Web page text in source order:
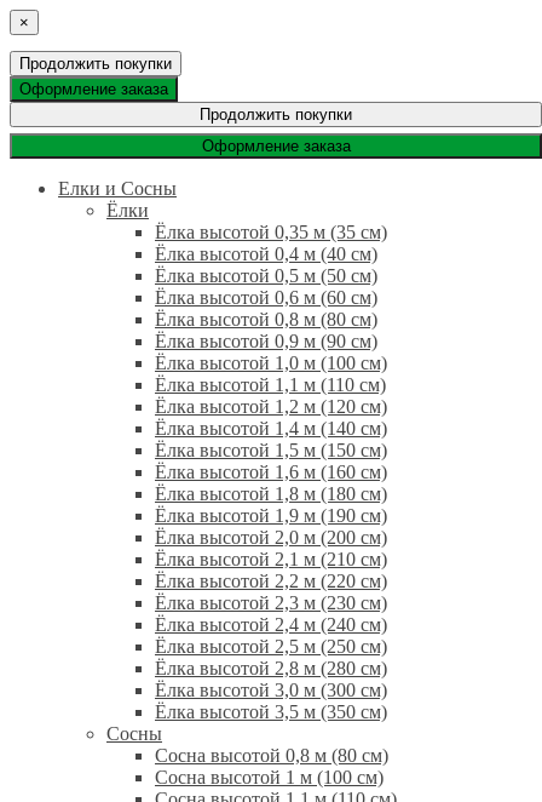
×
Продолжить покупки
Оформление заказа
Продолжить покупки
Оформление заказа
Елки и Сосны
Ёлки
Ёлка высотой 0,35 м (35 см)
Ёлка высотой 0,4 м (40 см)
Ёлка высотой 0,5 м (50 см)
Ёлка высотой 0,6 м (60 см)
Ёлка высотой 0,8 м (80 см)
Ёлка высотой 0,9 м (90 см)
Ёлка высотой 1,0 м (100 см)
Ёлка высотой 1,1 м (110 см)
Ёлка высотой 1,2 м (120 см)
Ёлка высотой 1,4 м (140 см)
Ёлка высотой 1,5 м (150 см)
Ёлка высотой 1,6 м (160 см)
Ёлка высотой 1,8 м (180 см)
Ёлка высотой 1,9 м (190 см)
Ёлка высотой 2,0 м (200 см)
Ёлка высотой 2,1 м (210 см)
Ёлка высотой 2,2 м (220 см)
Ёлка высотой 2,3 м (230 см)
Ёлка высотой 2,4 м (240 см)
Ёлка высотой 2,5 м (250 см)
Ёлка высотой 2,8 м (280 см)
Ёлка высотой 3,0 м (300 см)
Ёлка высотой 3,5 м (350 см)
Сосны
Сосна высотой 0,8 м (80 см)
Сосна высотой 1 м (100 см)